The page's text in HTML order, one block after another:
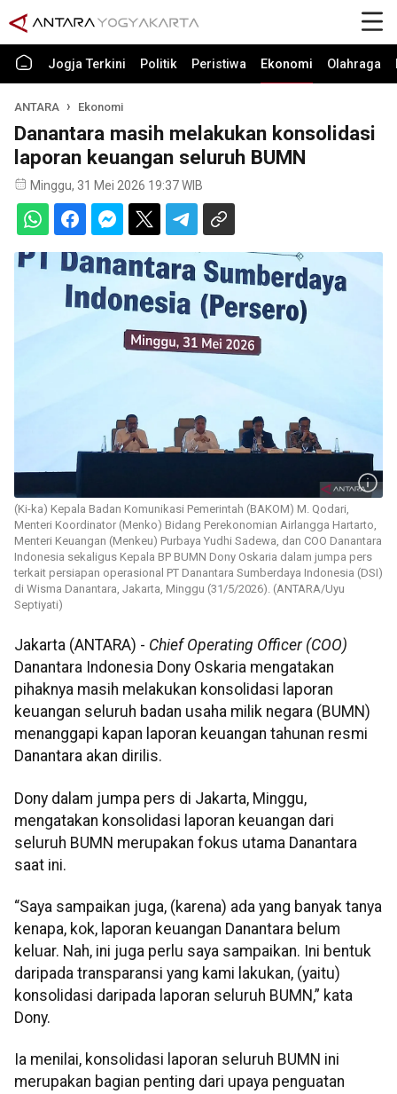
Jogja Terkini Politik Peristiwa Ekonomi Olahraga
ANTARA Ekonomi
Danantara masih melakukan konsolidasi
laporan keuangan seluruh BUMN
Minggu, 31 Mei 2026 19:37 WIB
(Ki-ka) Kepala Badan Komunikasi Pemerintah (BAKOM) M. Qodari,
Menteri Koordinator (Menko) Bidang Perekonomian Airlangga Hartarto,
Menteri Keuangan (Menkeu) Purbaya Yudhi Sadewa, dan COO Danantara
Indonesia sekaligus Kepala BP BUMN Dony Oskaria dalam jumpa pers
terkait persiapan operasional PT Danantara Sumberdaya Indonesia (DSI)
di Wisma Danantara, Jakarta, Minggu (31/5/2026). (ANTARA/Uyu
Septiyati)
Jakarta (ANTARA) - Chief Operating Officer (COO)
Danantara Indonesia Dony Oskaria mengatakan
pihaknya masih melakukan konsolidasi laporan
keuangan seluruh badan usaha milik negara (BUMN)
menanggapi kapan laporan keuangan tahunan resmi
Danantara akan dirilis.
Dony dalam jumpa pers di Jakarta, Minggu,
mengatakan konsolidasi laporan keuangan dari
seluruh BUMN merupakan fokus utama Danantara
saat ini.
“Saya sampaikan juga, (karena) ada yang banyak tanya
kenapa, kok, laporan keuangan Danantara belum
keluar. Nah, ini juga perlu saya sampaikan. Ini bentuk
daripada transparansi yang kami lakukan, (yaitu)
konsolidasi daripada laporan seluruh BUMN,” kata
Dony.
Ia menilai, konsolidasi laporan seluruh BUMN ini
merupakan bagian penting dari upaya penguatan